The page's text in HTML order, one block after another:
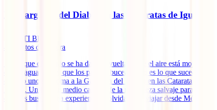
La Garganta del Diablo en las Cataratas de Iguazú
IATI Blog
minutos de lectura
Sentir que el mundo se ha dado la vuelta y que el aire está mojado,
que el agua sube y que los pájaros bucean. Eso es lo que sucede
cuando uno se asoma a la Garganta del Diablo en las Cataratas de
Iguazú. Un lugar a medio camino de la naturaleza salvaje para
quienes buscan una experiencia inolvidable al viajar desde México.